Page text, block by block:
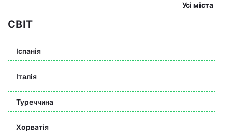
Усі міста
СВІТ
Іспанія
Італія
Туреччина
Хорватія